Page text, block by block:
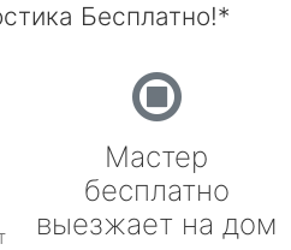
Бесплатно!*
Мастер
бесплатно
выезжает на дом